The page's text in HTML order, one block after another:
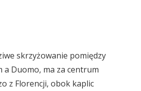
skrzyżowanie pomiędzy
a Duomo, ma za centrum
z Florencji, obok kaplic